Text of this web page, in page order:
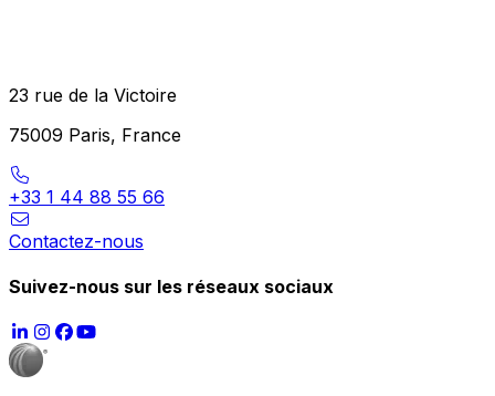
23 rue de la Victoire
75009 Paris, France
+33 1 44 88 55 66
Contactez-nous
Suivez-nous sur les réseaux sociaux